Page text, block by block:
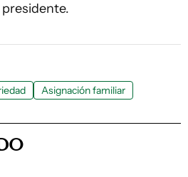
presidente.
Asignación familiar